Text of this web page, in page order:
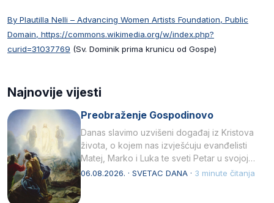
By Plautilla Nelli – Advancing Women Artists Foundation, Public
Domain, https://commons.wikimedia.org/w/index.php?
curid=31037769 (Sv. Dominik prima krunicu od Gospe)
Najnovije vijesti
Preobraženje Gospodinovo
Danas slavimo uzvišeni događaj iz Kristova
života, o kojem nas izvješćuju evanđelisti
Matej, Marko i Luka te sveti Petar u svojoj
drugoj…
06.08.2026. · SVETAC DANA · 3 minute čitanja